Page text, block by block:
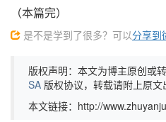
（本篇完）
是不是学到了很多？可以分享到
版权声明：本文为博主原创或
SA 版权协议，转载请附上原文
本文链接：http://